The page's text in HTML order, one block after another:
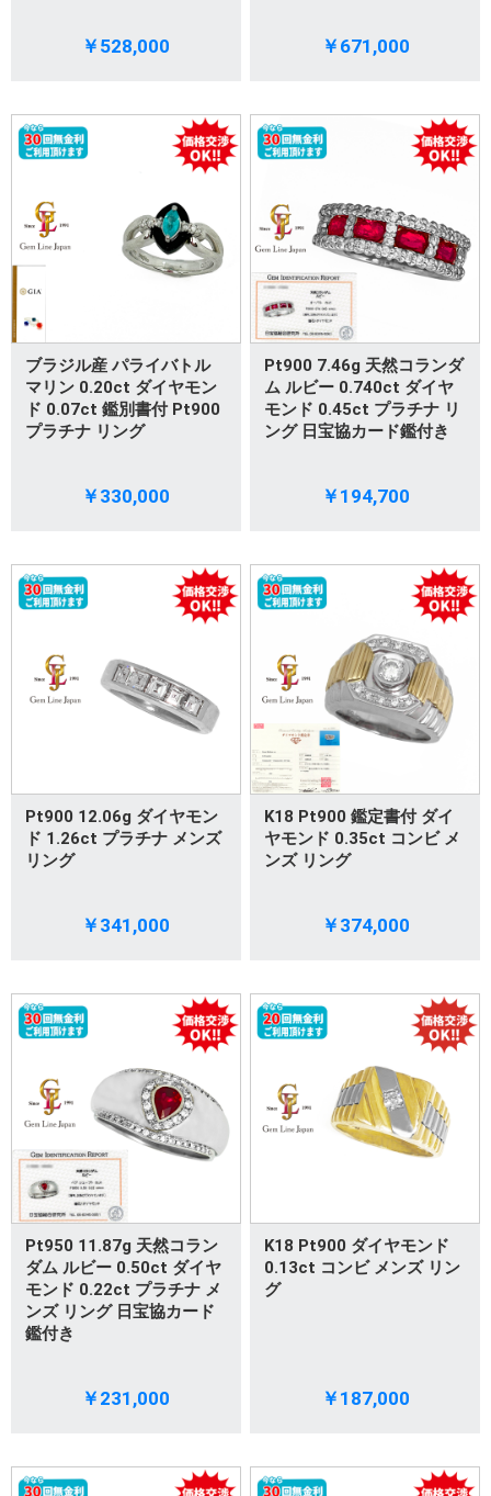
￥528,000 ￥671,000
ブラジル産 パライバトル
マリン 0.20ct ダイヤモン
ド 0.07ct 鑑別書付 Pt900
プラチナ リング
￥330,000
Pt900 7.46g 天然コランダ
ム ルビー 0.740ct ダイヤ
モンド 0.45ct プラチナ リ
ング 日宝協カード鑑付き
￥194,700
Pt900 12.06g ダイヤモン
ド 1.26ct プラチナ メンズ
リング
￥341,000
K18 Pt900 鑑定書付 ダイ
ヤモンド 0.35ct コンビ メ
ンズ リング
￥374,000
Pt950 11.87g 天然コラン
ダム ルビー 0.50ct ダイヤ
モンド 0.22ct プラチナ メ
ンズ リング 日宝協カード
鑑付き
￥231,000
K18 Pt900 ダイヤモンド
0.13ct コンビ メンズ リン
グ
￥187,000